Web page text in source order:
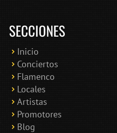
SECCIONES
Inicio
Conciertos
Flamenco
Locales
Artistas
Promotores
Blog